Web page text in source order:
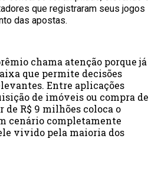
que registraram seus jogos
das apostas.
chama atenção porque já
que permite decisões
Entre aplicações
de imóveis ou compra de
de R$ 9 milhões coloca o
cenário completamente
vivido pela maioria dos